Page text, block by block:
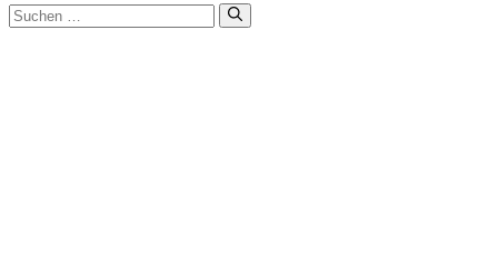
Suchen
nach: